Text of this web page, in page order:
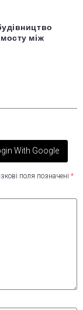
між
With Google
поля позначені *